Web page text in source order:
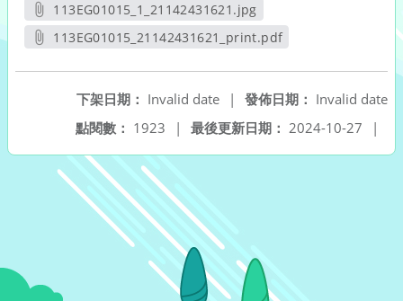
113EG01015_1_21142431621.jpg
另開新視窗
113EG01015_21142431621_print.pdf
發佈日期： Invalid date
下架日期： Invalid date
|
最後更新日期： 2024-10-27 |
點閱數： 1923 |